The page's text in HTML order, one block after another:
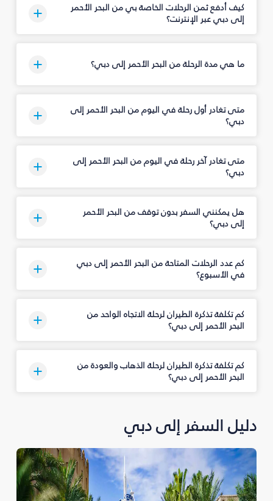
كيف أدفع ثمن الرحلات الخاصة بي من البحر الأحمر
إلى دبي عبر الإنترنت؟
ما هي مدة الرحلة من البحر الأحمر إلى دبي؟
متى تغادر أول رحلة في اليوم من البحر الأحمر إلى
دبي؟
متى تغادر آخر رحلة في اليوم من البحر الأحمر إلى
دبي؟
هل يمكنني السفر بدون توقف من البحر الأحمر
إلى دبي؟
كم عدد الرحلات المتاحة من البحر الأحمر إلى دبي
في الأسبوع؟
كم تكلفة تذكرة الطيران لرحلة الاتجاه الواحد من
البحر الأحمر إلى دبي؟
كم تكلفة تذكرة الطيران لرحلة الذهاب والعودة من
البحر الأحمر إلى دبي؟
دليل السفر إلى دبي